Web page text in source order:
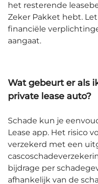
het resterende
Zeker Pakket hebt.
financiële
aangaat.
Wat gebeurt er als
private lease auto?
Schade kun je
Lease app. Het risico
verzekerd met een
bijdrage per
afhankelijk van de